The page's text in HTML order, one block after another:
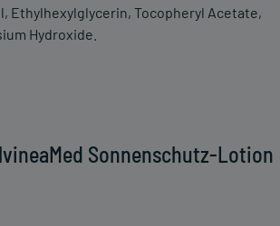
Ethylhexylglycerin, Tocopheryl Acetate,
Hydroxide.
Sonnenschutz-Lotion